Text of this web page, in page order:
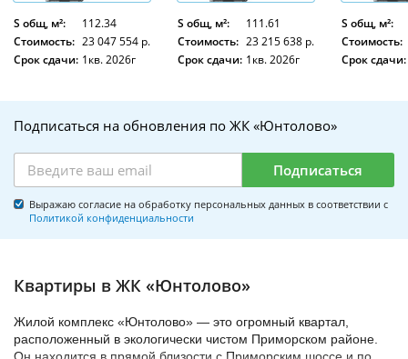
S общ, м²:
112.34
Стоимость: 23 047 554 р.
Срок сдачи: 1кв. 2026г
S общ, м²:
111.61
Стоимость: 23 215 638 р.
Срок сдачи: 1кв. 2026г
S общ, м²:
Стоимость:
Срок сдачи:
Подписаться на обновления по ЖК «Юнтолово»
Подписаться
Выражаю согласие на обработку персональных данных в соответствии с
Политикой конфиденциальности
Квартиры в ЖК «Юнтолово»
Жилой комплекс «Юнтолово» — это огромный квартал,
расположенный в экологически чистом Приморском районе.
Он находится в прямой близости с Приморским шоссе и по